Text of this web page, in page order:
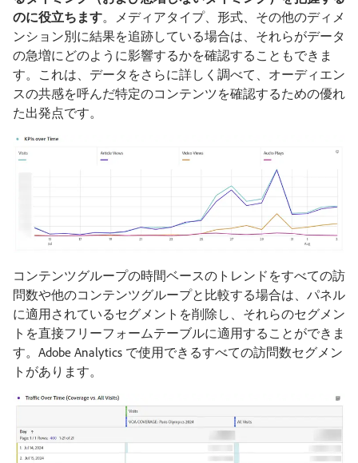
のに役立ちます。メディアタイプ、形式、その他のディメ
ンション別に結果を追跡している場合は、それらがデータ
の急増にどのように影響するかを確認することもできま
す。これは、データをさらに詳しく調べて、オーディエン
スの共感を呼んだ特定のコンテンツを確認するための優れ
た出発点です。
コンテンツグループの時間ベースのトレンドをすべての訪
問数や他のコンテンツグループと比較する場合は、パネル
に適用されているセグメントを削除し、それらのセグメン
トを直接フリーフォームテーブルに適用することができま
す。Adobe Analytics で使用できるすべての訪問数セグメン
トがあります。